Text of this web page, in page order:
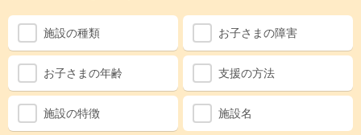
施設の種類 お子さまの障害
お子さまの年齢 支援の方法
施設の特徴 施設名